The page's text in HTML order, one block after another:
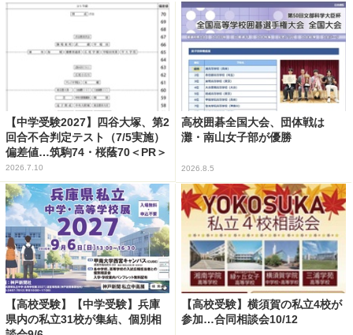
【中学受験2027】四谷大塚、第2
回合不合判定テスト（7/5実施）
偏差値…筑駒74・桜蔭70＜PR＞
2026.7.10
高校囲碁全国大会、団体戦は
灘・南山女子部が優勝
2026.8.5
【高校受験】【中学受験】兵庫
県内の私立31校が集結、個別相
【高校受験】横須賀の私立4校が
参加…合同相談会10/12